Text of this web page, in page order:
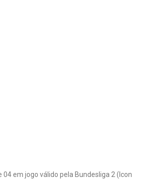
04 em jogo válido pela Bundesliga 2 (Icon